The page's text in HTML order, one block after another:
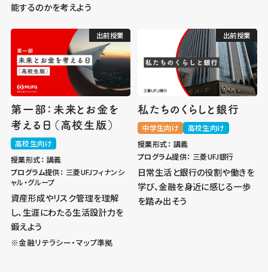
能するのかを考えよう
出前授業
第一部：未来とお金を
考える日（高校生版）
高校生向け
授業形式： 講義
プログラム提供： 三菱UFJフィナンシ
ャル・グループ
資産形成やリスク管理を理解
し、生涯にわたる生活設計力を
鍛えよう
※金融リテラシー・マップ準拠
出前授業
私たちのくらしと銀行
中学生向け
高校生向け
授業形式： 講義
プログラム提供： 三菱UFJ銀行
日常生活と銀行の役割や働きを
学び、金融を身近に感じる一歩
を踏み出そう